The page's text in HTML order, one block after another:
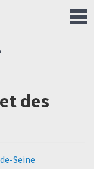
des
Seine